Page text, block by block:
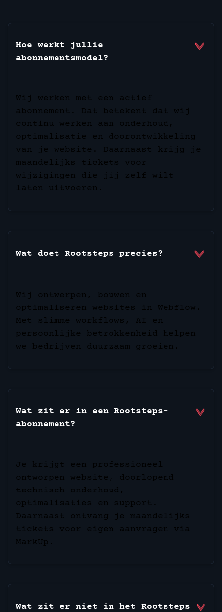
Hoe werkt jullie
abonnementsmodel?
Wij werken met een actief
abonnement. Dat betekent dat wij
continu werken aan onderhoud,
optimalisatie en doorontwikkeling
van je website. Daarnaast krijg je
maandelijks tickets voor
wijzigingen die jij zelf wilt
laten uitvoeren.
Wat doet Rootsteps precies?
Wij ontwerpen, bouwen en
optimaliseren websites in Webflow.
Met slimme workflows, AI en
persoonlijke betrokkenheid helpen
we bedrijven duurzaam groeien.
Wat zit er in een Rootsteps-
abonnement?
Je krijgt een professioneel
ontworpen website, doorlopend
technisch onderhoud,
optimalisaties en support.
Daarnaast ontvang je maandelijks
tickets voor eigen aanvragen via
MarkUp.
Wat zit er niet in het Rootsteps